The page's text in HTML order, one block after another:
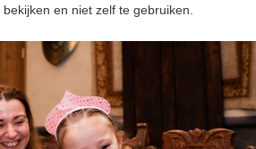
en niet zelf te gebruiken.